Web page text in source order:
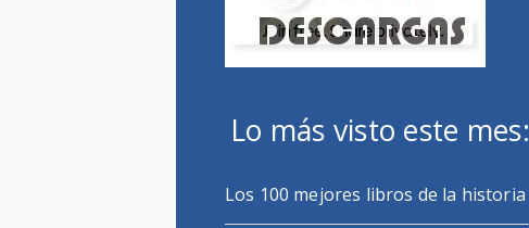
Lo más visto este mes:
Los 100 mejores libros de la historia